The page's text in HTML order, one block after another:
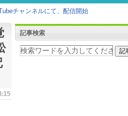
チャンネルにて、配信開始
記事検索